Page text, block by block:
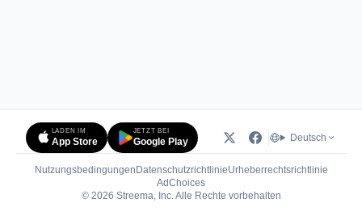
LADEN IM
App Store
JETZT BEI
Google Play Deutsch
Nutzungsbedingungen DatenschutzrichtlinieUrheberrechtsrichtlinie
AdChoices(öffnet in neuem Tab)
© 2026 Streema, Inc. Alle Rechte vorbehalten